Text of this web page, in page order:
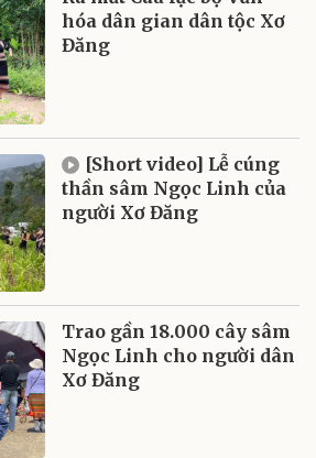
hóa dân gian dân tộc Xơ
Đăng
[Short video] Lễ cúng
thần sâm Ngọc Linh của
người Xơ Đăng
Trao gần 18.000 cây sâm
Ngọc Linh cho người dân
Xơ Đăng